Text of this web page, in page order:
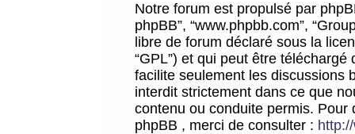
Notre forum est propulsé par
phpBB”, “www.phpbb.com”,
libre de forum déclaré sous la
“GPL”) et qui peut être téléchargé
facilite seulement les discussions
interdit strictement dans ce que
contenu ou conduite permis.
phpBB , merci de consulter :